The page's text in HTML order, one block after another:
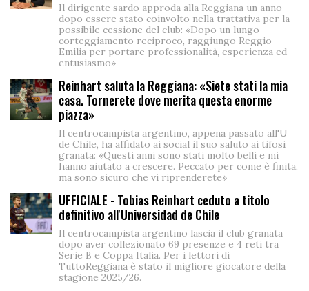
Il dirigente sardo approda alla Reggiana un anno
dopo essere stato coinvolto nella trattativa per la
possibile cessione del club: «Dopo un lungo
corteggiamento reciproco, raggiungo Reggio
Emilia per portare professionalità, esperienza ed
entusiasmo»
Reinhart saluta la Reggiana: «Siete stati la mia
casa. Tornerete dove merita questa enorme
piazza»
Il centrocampista argentino, appena passato all'U
de Chile, ha affidato ai social il suo saluto ai tifosi
granata: «Questi anni sono stati molto belli e mi
hanno aiutato a crescere. Peccato per come è finita,
ma sono sicuro che vi riprenderete»
UFFICIALE - Tobias Reinhart ceduto a titolo
definitivo all'Universidad de Chile
Il centrocampista argentino lascia il club granata
dopo aver collezionato 69 presenze e 4 reti tra
Serie B e Coppa Italia. Per i lettori di
TuttoReggiana è stato il migliore giocatore della
stagione 2025/26.